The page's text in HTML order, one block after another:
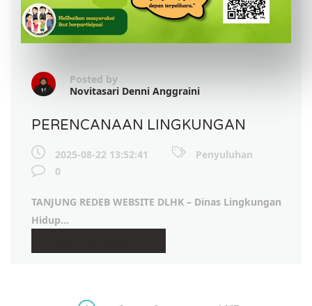
Posted by
Novitasari Denni Anggraini
PERENCANAAN LINGKUNGAN
2025-08-22 13:52:41
Penyuluhan
0
TANJUNG REDEB WEBSITE DLHK – Dinas Lingkungan
Hidup...